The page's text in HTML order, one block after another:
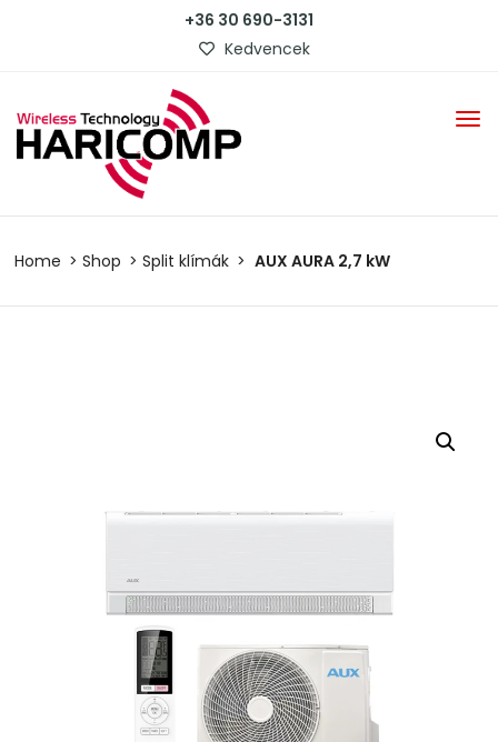
+36 30 690-3131
Kedvencek
Home Shop Split klímák AUX AURA 2,7 kW